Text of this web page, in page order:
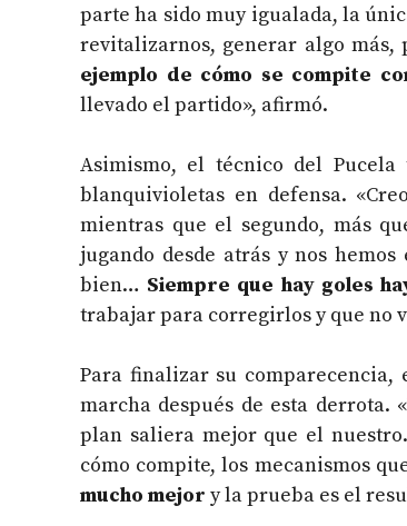
parte ha sido muy igualada, la
revitalizarnos, generar algo más,
ejemplo de cómo se compite
llevado el partido», afirmó.
Asimismo, el técnico del
blanquivioletas en defensa.
mientras que el segundo, más
jugando desde atrás y nos
bien… Siempre que hay goles
trabajar para corregirlos y que no
Para finalizar su comparecencia,
marcha después de esta derrota.
plan saliera mejor que el
cómo compite, los mecanismos
mucho mejor y la prueba es el